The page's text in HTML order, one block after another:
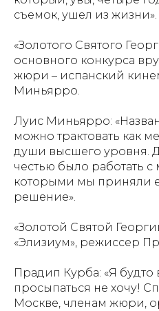
съемок, ушел из жизни».
«Золотого Святого
основного конкурса
жюри – испанский
Миньярро.
Луис Миньярро:
можно трактовать как
души высшего уровня.
честью было работать
которыми мы приняли
решение».
«Золотой Святой
«Элизиум», режиссер
Прадип Курба: «Я будто
просыпаться не хочу!
Москве, членам жюри,